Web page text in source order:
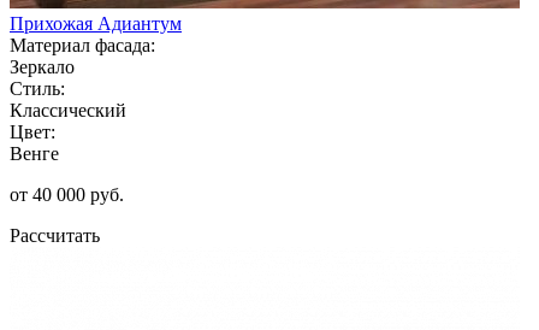
Прихожая Адиантум
Материал фасада:
Зеркало
Стиль:
Классический
Цвет:
Венге
от 40 000 руб.
Рассчитать